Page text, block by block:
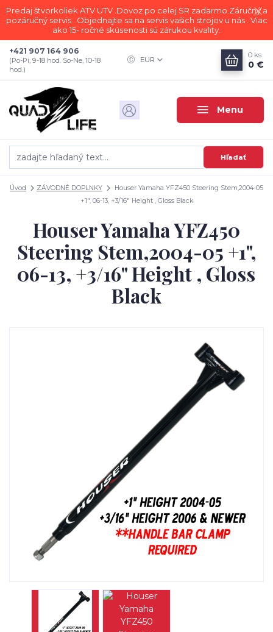
Predaj štvorkoliek ATV UTV .Dovoz po celej SR zadarmo.Záručný a
pozáručný servis . Objednajte sa na servis vašich strojov u nás . Viac
ako 15- ročné skúsenosti sú zárukou kvality.
Menu
EUR
Hľadať
+421 907 164 906
(Po-Pi, 9-18 hod. So-Ne, 10-18
hod.)
0 ks
0 €
Úvod ZÁVODNÉ DOPLNKY
Houser Yamaha YFZ450 Steering Stem,2004-05
+1", 06-13, +3/16" Height , Gloss Black
Houser Yamaha YFZ450
Steering Stem,2004-05 +1",
06-13, +3/16" Height , Gloss
Black